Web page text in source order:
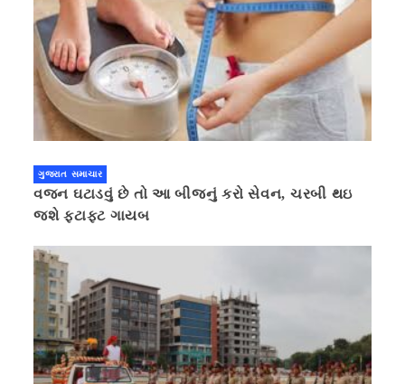
ગુજરાત સમાચાર
વજન ઘટાડવું છે તો આ બીજનું કરો સેવન, ચરબી થઇ
જશે ફટાફટ ગાયબ